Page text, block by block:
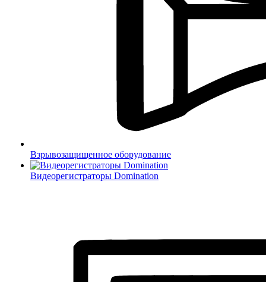
Взрывозащищенное оборудование
Видеорегистраторы Domination